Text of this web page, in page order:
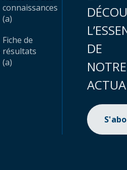
connaissances
(a)
Fiche de
résultats
(a)
DE
NOTRE